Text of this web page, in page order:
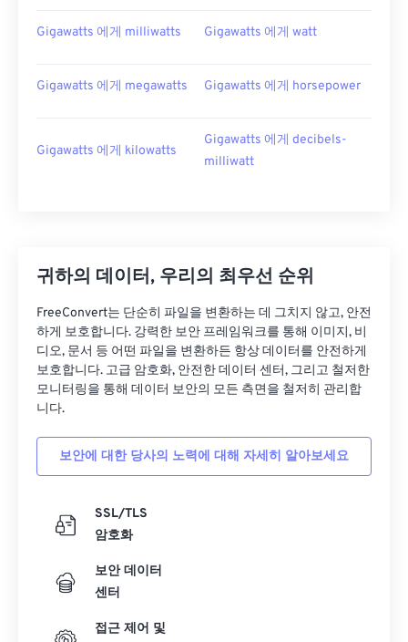
Gigawatts 에게 milliwatts Gigawatts 에게 watt
Gigawatts 에게 megawatts Gigawatts 에게 horsepower
Gigawatts 에게 kilowatts
Gigawatts 에게 decibels-
milliwatt
귀하의 데이터, 우리의 최우선 순위
FreeConvert는 단순히 파일을 변환하는 데 그치지 않고, 안전
하게 보호합니다. 강력한 보안 프레임워크를 통해 이미지, 비
디오, 문서 등 어떤 파일을 변환하든 항상 데이터를 안전하게
보호합니다. 고급 암호화, 안전한 데이터 센터, 그리고 철저한
모니터링을 통해 데이터 보안의 모든 측면을 철저히 관리합
니다.
보안에 대한 당사의 노력에 대해 자세히 알아보세요
SSL/TLS
암호화
보안 데이터
센터
접근 제어 및